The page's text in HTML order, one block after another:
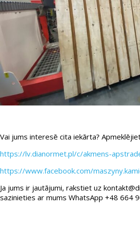
Vai jums interesē cita iekārta?
https://lv.dianormet.pl/c/akmens-
https://www.facebook.com/
Ja jums ir jautājumi, rakstiet uz
sazinieties ar mums WhatsApp +48 664